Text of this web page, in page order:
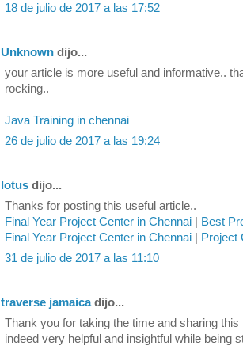
18 de julio de 2017 a las 17:52
Unknown dijo...
your article is more useful and informative..
rocking..
Java Training in chennai
26 de julio de 2017 a las 19:24
lotus dijo...
Thanks for posting this useful article..
Final Year Project Center in Chennai
Best
Final Year Project Center in Chennai
Project
31 de julio de 2017 a las 11:10
traverse jamaicadijo...
Thank you for taking the time and sharing
indeed very helpful and insightful while being